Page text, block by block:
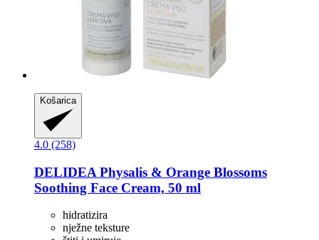
Košarica
4.0 (258)
DELIDEA Physalis & Orange Blossoms
Soothing Face Cream, 50 ml
hidratizira
nježne teksture